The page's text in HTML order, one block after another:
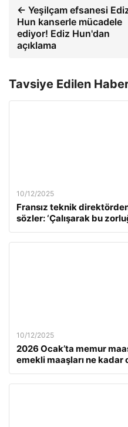
← Yeşilçam efsanesi
Hun kanserle mücadele
ediyor! Ediz Hun'dan
açıklama
Tavsiye Edilen
10/12/2025
Fransız teknik
sözler: ‘Çalışarak bu
10/12/2025
2026 Ocak’ta memur
emekli maaşları ne kadar